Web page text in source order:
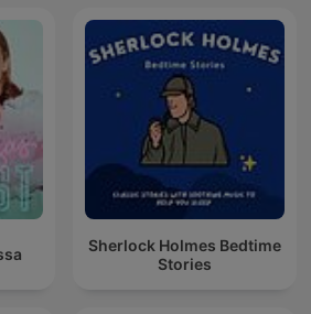
Sherlock Holmes Bedtime
Stories